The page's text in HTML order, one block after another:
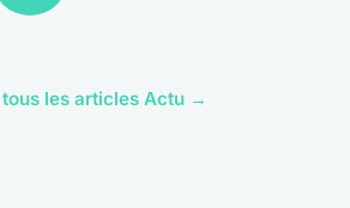
les articles Actu →